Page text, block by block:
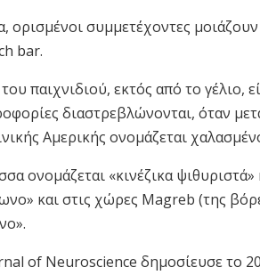
ορισμένοι συμμετέχοντες
bar.
παιχνιδιού, εκτός από το γέλιο,
διαστρεβλώνονται, όταν
Αμερικής ονομάζεται
ονομάζεται «κινέζικα
και στις χώρες Magreb (της
of Neuroscience δημοσίευσε το